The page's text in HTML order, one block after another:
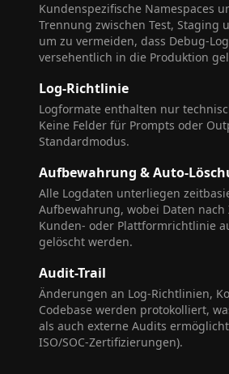
Kundenspezifische Namespaces
Trennung zwischen Test, Staging
um zu vermeiden, dass Debug-
versehentlich in die Produktion
Log-Richtlinie
Logformate enthalten nur
Keine Felder für Prompts oder
Standardmodus.
Aufbewahrung & Auto-
Alle Logdaten unterliegen
Aufbewahrung, wobei Daten nach
Kunden- oder Plattformrichtlinie
gelöscht werden.
Audit-Trail
Änderungen an Log-Richtlinien,
Codebase werden protokolliert,
als auch externe Audits
ISO/SOC-Zertifizierungen).